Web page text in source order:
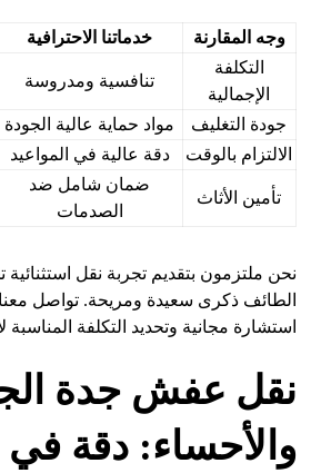
وجه المقارنة خدماتنا الاحترافية
التكلفة
الإجمالية
تنافسية ومدروسة
جودة التغليف مواد حماية عالية الجودة
الالتزام بالوقت
دقة عالية في المواعيد
تأمين الأثاث
ضمان شامل ضد
الصدمات
نحن ملتزمون بتقديم تجربة نقل
الطائف ذكرى سعيدة ومريحة. تواصل
استشارة مجانية وتحديد التكلفة المناسبة
نقل عفش جدة
والأحساء: دقة في